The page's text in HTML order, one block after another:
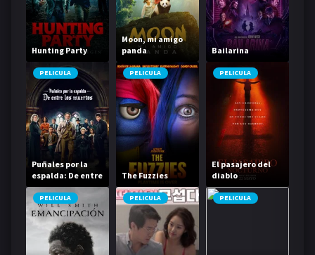
Hunting Party
Moon, mi amigo
panda
Bailarina
PELICULA
Puñales por la
espalda: De entre
los muertos
PELICULA
The Fuzzies
PELICULA
El pasajero del
diablo
PELICULA PELICULA PELICULA